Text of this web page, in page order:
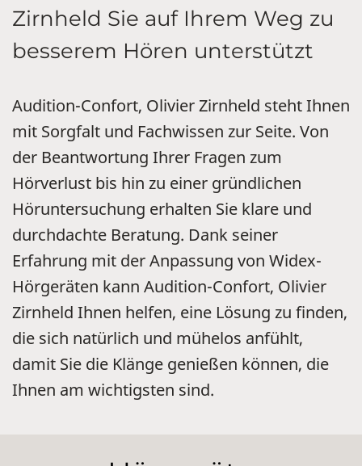
Zirnheld Sie auf Ihrem Weg zu
besserem Hören unterstützt
Audition-Confort, Olivier Zirnheld steht Ihnen
mit Sorgfalt und Fachwissen zur Seite. Von
der Beantwortung Ihrer Fragen zum
Hörverlust bis hin zu einer gründlichen
Höruntersuchung erhalten Sie klare und
durchdachte Beratung. Dank seiner
Erfahrung mit der Anpassung von Widex-
Hörgeräten kann Audition-Confort, Olivier
Zirnheld Ihnen helfen, eine Lösung zu finden,
die sich natürlich und mühelos anfühlt,
damit Sie die Klänge genießen können, die
Ihnen am wichtigsten sind.